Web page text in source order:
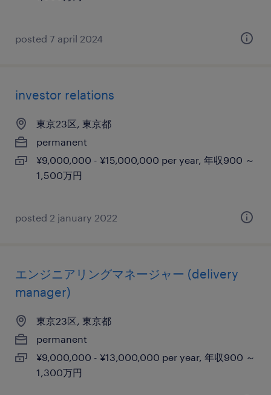
posted 7 april 2024
investor relations
東京23区, 東京都
permanent
¥9,000,000 - ¥15,000,000 per year, 年収900 ～
1,500万円
posted 2 january 2022
エンジニアリングマネージャー (delivery
manager)
東京23区, 東京都
permanent
¥9,000,000 - ¥13,000,000 per year, 年収900 ～
1,300万円